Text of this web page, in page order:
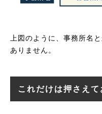
上図のように、事務所名
ありません。
これだけは押さえて